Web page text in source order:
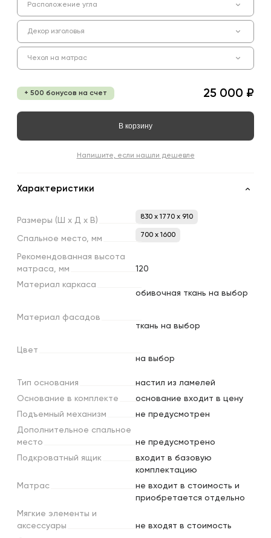
Расположение угла
Декор изголовья
Чехол на матрас
+ 500 бонусов на счет 25 000 ₽
В корзину
Напишите, если нашли дешевле
Характеристики
Размеры (Ш х Д х В) 830 x 1770 x 910
Спальное место, мм 700 х 1600
Рекомендованная высота
матраса, мм
120
Материал каркаса
обивочная ткань на выбор
Материал фасадов
ткань на выбор
Цвет
на выбор
Тип основания
настил из ламелей
Основание в комплекте
основание входит в цену
Подъемный механизм
не предусмотрен
Дополнительное спальное
место
не предусмотрено
Подкроватный ящик
входит в базовую
комплектацию
Матрас
не входит в стоимость и
приобретается отдельно
Мягкие элементы и
аксессуары
не входят в стоимость